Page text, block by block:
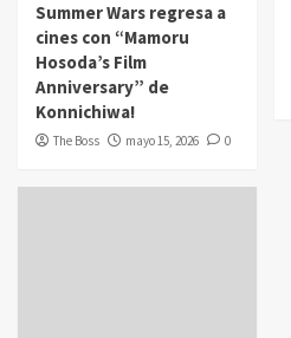
Summer Wars regresa a
cines con “Mamoru
Hosoda’s Film
Anniversary” de
Konnichiwa!
The Boss mayo 15, 2026 0